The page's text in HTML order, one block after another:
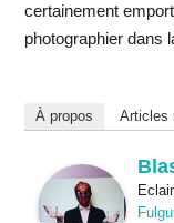
certainement
photographier dans
À propos Articles